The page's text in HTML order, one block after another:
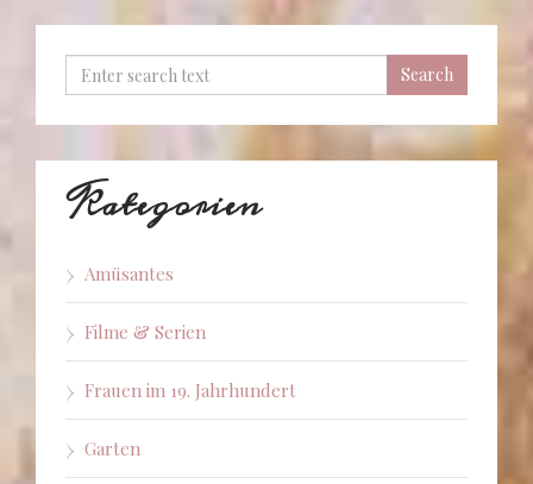
Kategorien
Amüsantes
Filme & Serien
Frauen im 19. Jahrhundert
Garten